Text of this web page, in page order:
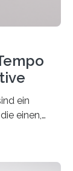
ein
einen,
der